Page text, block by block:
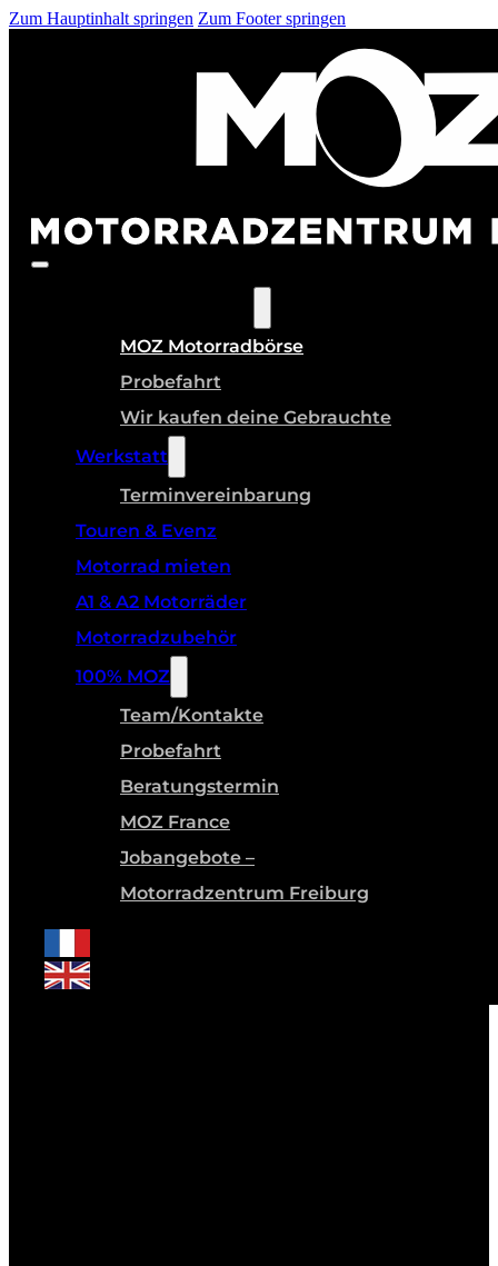
Zum Hauptinhalt springen Zum Footer springen
MOZ Motorradbörse
Probefahrt
Wir kaufen deine Gebrauchte
Werkstatt
Terminvereinbarung
Touren & Evenz
Motorrad mieten
A1 & A2 Motorräder
Motorradzubehör
100% MOZ
Team/Kontakte
Probefahrt
Beratungstermin
MOZ France
Jobangebote –
Motorradzentrum Freiburg
MOZ
Gebraucht-Motorräder